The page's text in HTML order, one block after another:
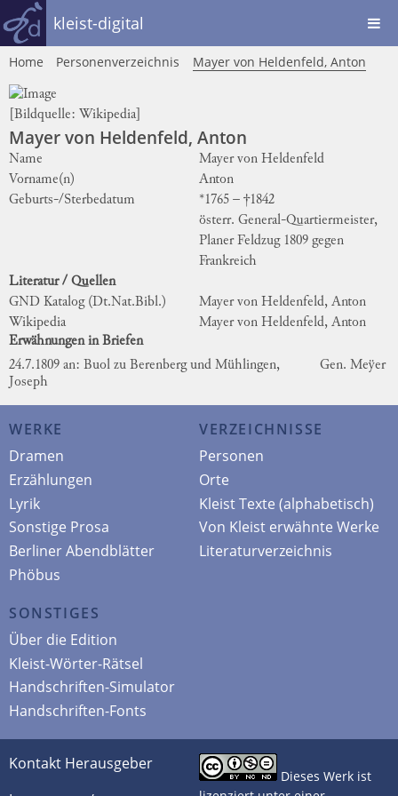
kleist-digital
Home Personenverzeichnis Mayer von Heldenfeld, Anton
[Bildquelle: Wikipedia
Mayer von Heldenfeld, Anton
Name
Mayer von Heldenfeld
Vorname(n)
Anton
Geburts-/Sterbedatum
*1765 – †1842
österr. General-Quartiermeister,
Planer Feldzug 1809 gegen
Frankreich
Literatur / Quellen
GND Katalog (Dt.Nat.Bibl.)
Mayer von Heldenfeld, Anton
Wikipedia
Mayer von Heldenfeld, Anton
Erwähnungen in Briefen
24.7.1809 an: Buol zu Berenberg und Mühlingen,
Joseph
Gen. Meÿer
WERKE
Dramen
Erzählungen
Lyrik
Sonstige Prosa
Berliner Abendblätter
Phöbus
VERZEICHNISSE
Personen
Orte
Kleist Texte (alphabetisch)
Von Kleist erwähnte Werke
Literaturverzeichnis
SONSTIGES
Über die Edition
Kleist-Wörter-Rätsel
Handschriften-Simulator
Handschriften-Fonts
Kontakt Herausgeber
Dieses Werk ist